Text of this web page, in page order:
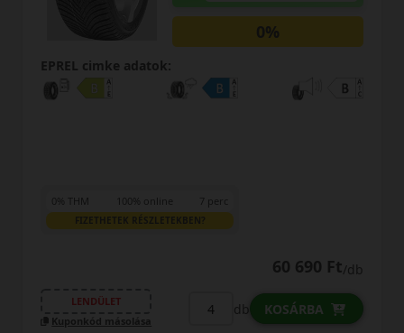
0%
EPREL cimke adatok:
0% THM 100% online 7 perc
FIZETHETEK RÉSZLETEKBEN?
60 690 Ft/db
LENDÜLET
Kuponkód másolása
db KOSÁRBA